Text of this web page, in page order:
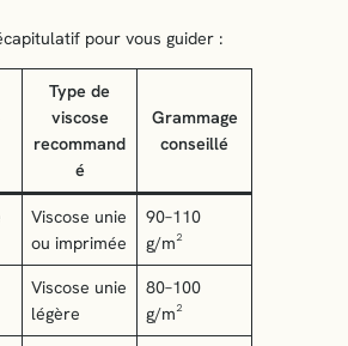
pour vous guider :
Type de
viscose
recommand
é
Grammage
conseillé
Viscose unie
ou imprimée
90–110
g/m²
Viscose unie
légère
80–100
g/m²